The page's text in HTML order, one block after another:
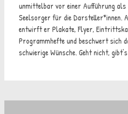
unmittelbar vor einer Aufführung als
Seelsorger für die Darsteller*innen.
entwirft er Plakate, Flyer,
Programmhefte und beschwert sich
schwierige Wünsche. Geht nicht,